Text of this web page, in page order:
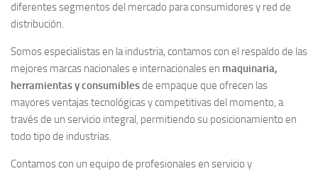
diferentes segmentos del mercado para consumidores y red de
distribución.
Somos especialistas en la industria, contamos con el respaldo de las
mejores marcas nacionales e internacionales en maquinaria,
herramientas y consumiblesde empaque que ofrecen las
mayores ventajas tecnológicas y competitivas del momento, a
través de un servicio integral, permitiendo su posicionamiento en
todo tipo de industrias.
Contamos con un equipo de profesionales en servicio y